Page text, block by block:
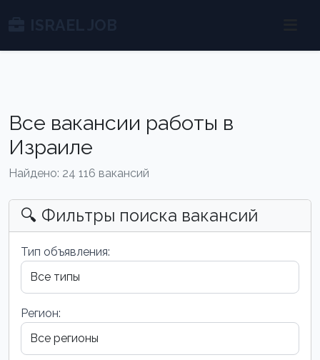
Все вакансии работы в
Израиле
Найдено: 24 116 вакансий
🔍 Фильтры поиска вакансий
Тип объявления:
Регион: